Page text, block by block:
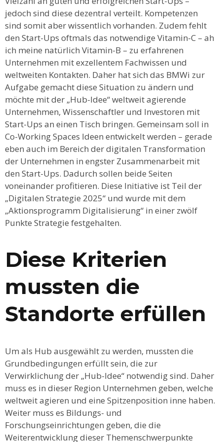
jedoch sind diese dezentral verteilt. Kompetenzen
sind somit aber wissentlich vorhanden. Zudem fehlt
den Start-Ups oftmals das notwendige Vitamin-C – ah
ich meine natürlich Vitamin-B – zu erfahrenen
Unternehmen mit exzellentem Fachwissen und
weltweiten Kontakten. Daher hat sich das BMWi zur
Aufgabe gemacht diese Situation zu ändern und
möchte mit der „Hub-Idee“ weltweit agierende
Unternehmen, Wissenschaftler und Investoren mit
Start-Ups an einen Tisch bringen. Gemeinsam soll in
Co-Working Spaces Ideen entwickelt werden – gerade
eben auch im Bereich der digitalen Transformation
der Unternehmen in engster Zusammenarbeit mit
den Start-Ups. Dadurch sollen beide Seiten
voneinander profitieren. Diese Initiative ist Teil der
„Digitalen Strategie 2025“ und wurde mit dem
„Aktionsprogramm Digitalisierung“ in einer zwölf
Punkte Strategie festgehalten.
Diese Kriterien
mussten die
Standorte erfüllen
Um als Hub ausgewählt zu werden, mussten die
Grundbedingungen erfüllt sein, die zur
Verwirklichung der „Hub-Idee“ notwendig sind. Daher
muss es in dieser Region Unternehmen geben, welche
weltweit agieren und eine Spitzenposition inne haben.
Weiter muss es Bildungs- und
Forschungseinrichtungen geben, die die
Weiterentwicklung dieser Themenschwerpunkte